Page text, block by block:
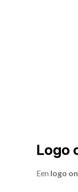
Logo
Een logo